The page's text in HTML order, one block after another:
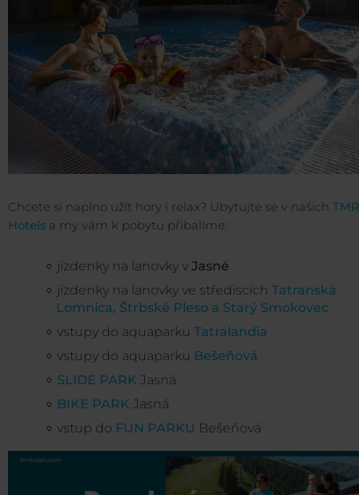
Chcete si naplno užít hory i relax? Ubytujte se v našich TMR
Hotels a my vám k pobytu přibalíme:
jízdenky na lanovky v Jasné
jízdenky na lanovky ve střediscích Tatranská
Lomnica, Štrbské Pleso a Starý Smokovec
vstupy do aquaparku Tatralandia
vstupy do aquaparku Bešeňová
SLIDE PARK Jasná
BIKE PARK Jasná
vstup do FUN PARKU Bešeňová